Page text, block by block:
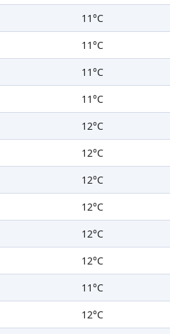
11°C
11°C
11°C
11°C
12°C
12°C
12°C
12°C
12°C
12°C
11°C
12°C